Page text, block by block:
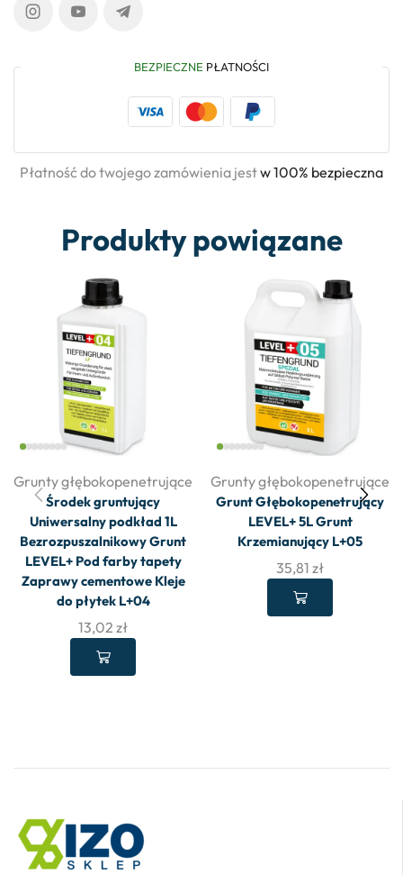
BEZPIECZNE PŁATNOŚCI
Płatność do twojego zamówienia jestw 100% bezpieczna
Produkty powiązane
Grunty głębokopenetrujące
Środek gruntujący
Uniwersalny podkład 1L
Bezrozpuszalnikowy Grunt
LEVEL+ Pod farby tapety
Zaprawy cementowe Kleje
do płytek L+04
13,02 zł
Grunty głębokopenetrujące
Grunt Głębokopenetrujący
LEVEL+ 5L Grunt
Krzemianujący L+05
35,81 zł